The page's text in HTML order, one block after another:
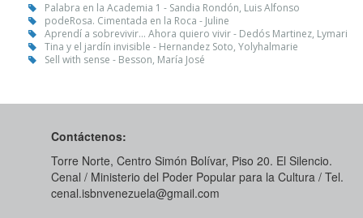
Palabra en la Academia 1 - Sandia Rondón, Luis Alfonso
podeRosa. Cimentada en la Roca - Juline
Aprendí a sobrevivir... Ahora quiero vivir - Dedós Martinez, Lymari
Tina y el jardín invisible - Hernandez Soto, Yolyhalmarie
Sell with sense - Besson, María José
Contáctenos:
Torre Norte, Centro Simón Bolívar, Piso 20. El Silencio.
Cenal / Ministerio del Poder Popular para la Cultura / Tel.
cenal.isbnvenezuela@gmail.com